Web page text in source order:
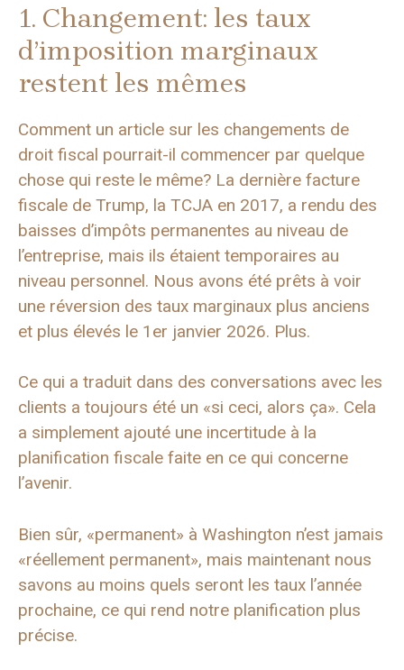
1. Changement: les taux
d’imposition marginaux
restent les mêmes
Comment un article sur les changements de
droit fiscal pourrait-il commencer par quelque
chose qui reste le même? La dernière facture
fiscale de Trump, la TCJA en 2017, a rendu des
baisses d’impôts permanentes au niveau de
l’entreprise, mais ils étaient temporaires au
niveau personnel. Nous avons été prêts à voir
une réversion des taux marginaux plus anciens
et plus élevés le 1er janvier 2026. Plus.
Ce qui a traduit dans des conversations avec les
clients a toujours été un «si ceci, alors ça». Cela
a simplement ajouté une incertitude à la
planification fiscale faite en ce qui concerne
l’avenir.
Bien sûr, «permanent» à Washington n’est jamais
«réellement permanent», mais maintenant nous
savons au moins quels seront les taux l’année
prochaine, ce qui rend notre planification plus
précise.